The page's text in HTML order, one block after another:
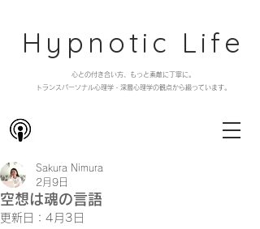
Hypnotic Life
心との付き合い方、もっと素敵に丁寧に。
​トランスパーソナル心理学・深層心理学の観点から綴っています。
空想は魂の言語
Sakura Nimura
2月9日
更新日： 4月3日